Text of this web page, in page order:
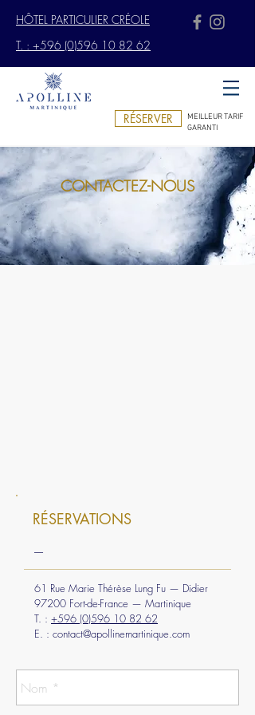
HÔTEL PARTICULIER CRÉOLE
T. : +596 (0)596 10 82 62
RÉSERVER
MEILLEUR TARIF
GARANTI
CONTACTEZ-NOUS
RÉSERVATIONS
—
61 Rue Marie Thérèse Lung Fu — Didier
97200 Fort-de-France — Martinique
T. : +596 (0)596 10 82 62
E. : contact@apollinemartinique.com